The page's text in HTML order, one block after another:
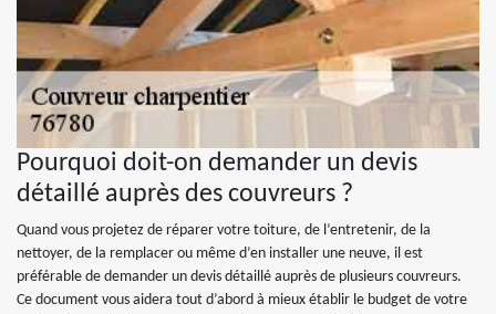
Pourquoi doit-on demander un devis
détaillé auprès des couvreurs ?
Quand vous projetez de réparer votre toiture, de l’entretenir, de la
nettoyer, de la remplacer ou même d’en installer une neuve, il est
préférable de demander un devis détaillé auprès de plusieurs couvreurs.
Ce document vous aidera tout d’abord à mieux établir le budget de votre